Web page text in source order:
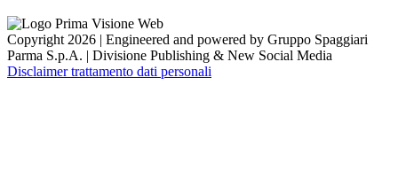
Copyright 2026 | Engineered and powered by Gruppo Spaggiari
Parma S.p.A. | Divisione Publishing & New Social Media
Disclaimer trattamento dati personali